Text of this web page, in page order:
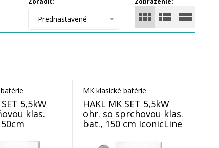
Prednastavené
5,5kW
klas.
MK klasické batérie
HAKL MK SET 5,5kW
ohr. so sprchovou klas.
bat., 150 cm IconicLine